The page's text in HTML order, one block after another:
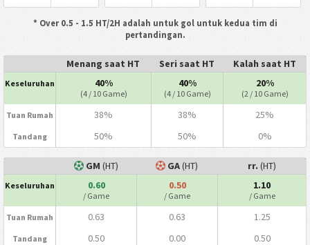
* Over 0.5 - 1.5 HT/2H adalah untuk gol untuk kedua tim di
pertandingan.
Menang saat HT Seri saat HT Kalah saat HT
Keseluruhan 40%
(4 / 10 Game)
40%
(4 / 10 Game)
20%
(2 / 10 Game)
Tuan Rumah 38% 38% 25%
Tandang 50% 50% 0%
GM (HT) GA(HT) rr. (HT)
Keseluruhan 0.60
/ Game
0.50
/ Game
1.10
/ Game
Tuan Rumah 0.63 0.63 1.25
Tandang 0.50 0.00 0.50